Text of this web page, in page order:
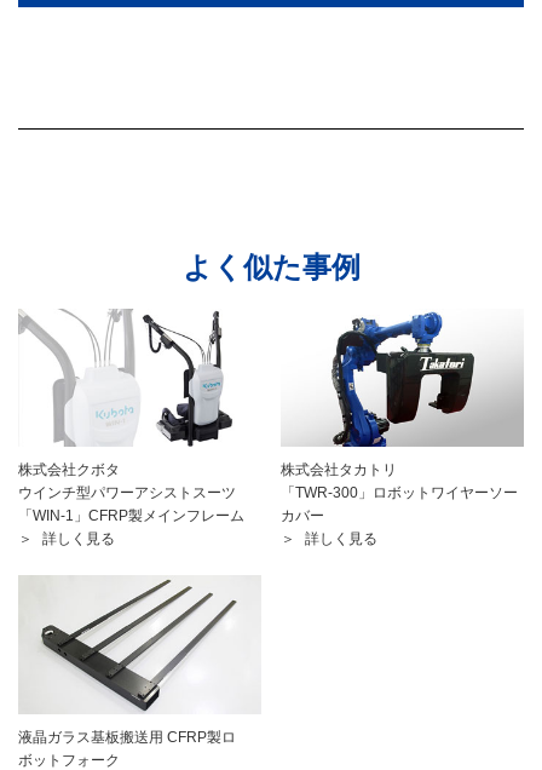
よく似た事例
株式会社クボタ
ウインチ型パワーアシストスーツ
「WIN-1」CFRP製メインフレーム
詳しく見る
株式会社タカトリ
「TWR-300」ロボットワイヤーソー
カバー
詳しく見る
液晶ガラス基板搬送用 CFRP製ロ
ボットフォーク